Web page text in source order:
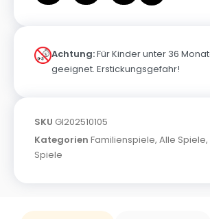
Achtung:Für Kinder unter 36
geeignet. Erstickungsgefahr!
SKU GI202510105
Kategorien Familienspiele, Alle Spiele,
Spiele